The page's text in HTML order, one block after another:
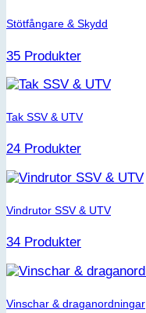
Stötfångare & Skydd
35 Produkter
Tak SSV & UTV
24 Produkter
Vindrutor SSV & UTV
34 Produkter
Vinschar & draganordningar